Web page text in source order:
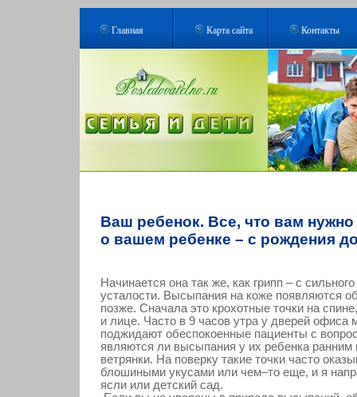
Главная Карта сайта Контакты
Ваш ребенок. Все, что вам нужно
о вашем ребенке – с рождения
Начинается она так же, как грипп – с
усталости. Высыпания на коже появляются
позже. Сначала это крохотные точки на
и лице. Часто в 9 часов утра у дверей офиса
поджидают обеспокоенные пациенты с
являются ли высыпания у их ребенка ранним
ветрянки. На поверку такие точки часто
блошиными укусами или чем–то еще, и я
ясли или детский сад.